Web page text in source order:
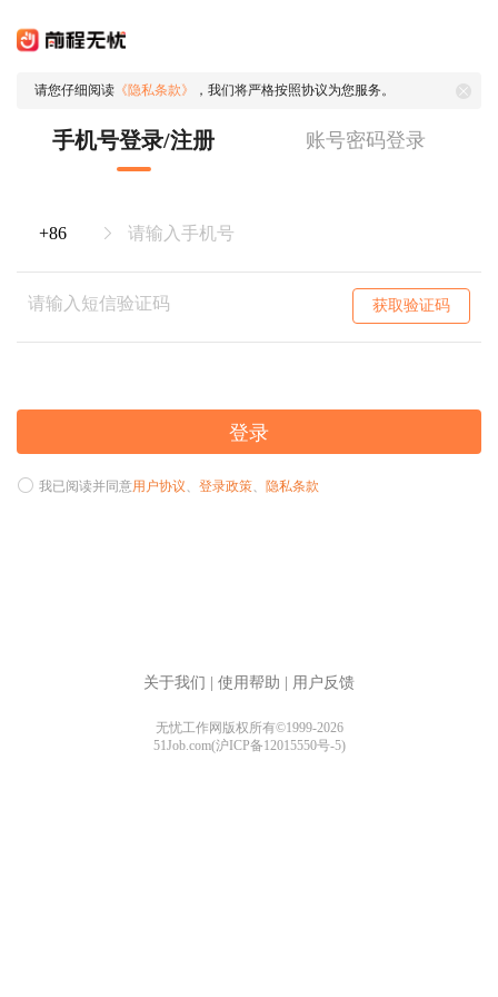
请您仔细阅读 《隐私条款》 ，我们将严格按照协议为您服务。
手机号登录/注册 账号密码登录
获取验证码
登录
我已阅读并同意用户协议、 登录政策、 隐私条款
关于我们 使用帮助 用户反馈
无忧工作网版权所有©1999-2026
51Job.com(沪ICP备12015550号-5)